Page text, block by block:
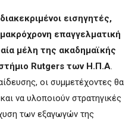
διακεκριμένοι εισηγητές,
επαγγελματική
μέλη της ακαδημαϊκής
Rutgers των Η.Π.Α.
οι συμμετέχοντες θα
να υλοποιούν στρατηγικές
των εξαγωγών της